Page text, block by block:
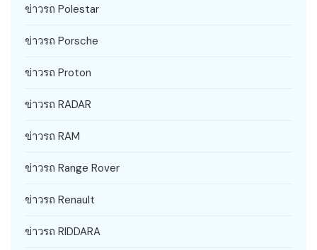
ข่าวรถ Polestar
ข่าวรถ Porsche
ข่าวรถ Proton
ข่าวรถ RADAR
ข่าวรถ RAM
ข่าวรถ Range Rover
ข่าวรถ Renault
ข่าวรถ RIDDARA